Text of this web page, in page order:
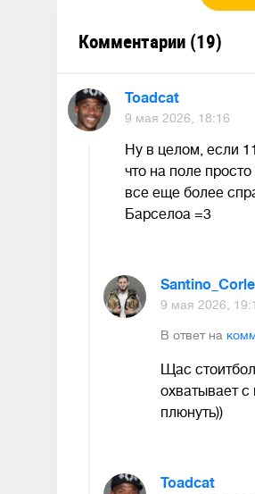
Комментарии (19)
Toadcat
9 мая 2026, 18:16
Ну в целом, если
что на поле
все еще более
Барселоа =3
9 мая 2026,
В ответ на
Щас
охватывает
плюнуть))
Toadcat